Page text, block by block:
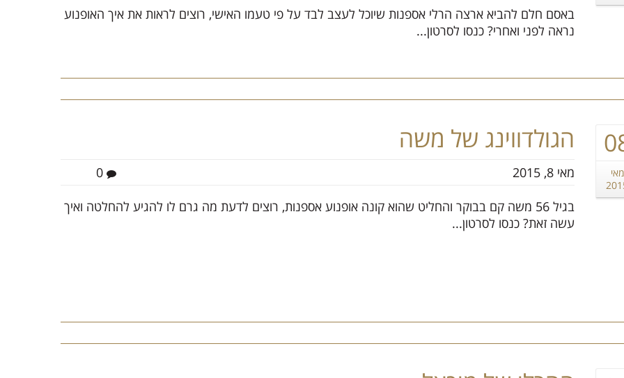
באסם חלם להביא ארצה הרלי אספנות שיוכל לעצב לבד על פי טעמו האישי, רוצים לראות את איך האופנוע
נראה לפני ואחרי? כנסו לסרטון...
מאי
הגולדווינג של משה
מאי 8, 2015
בגיל 56 משה קם בבוקר והחליט שהוא קונה אופנוע אספנות, רוצים לדעת מה גרם לו להגיע להחלטה ואיך
עשה זאת? כנסו לסרטון...